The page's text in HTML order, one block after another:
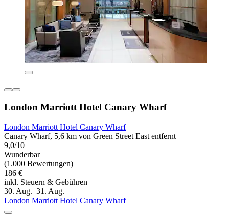
London Marriott Hotel Canary Wharf
London Marriott Hotel Canary Wharf
Canary Wharf, 5,6 km von Green Street East entfernt
9,0/10
Wunderbar
(1.000 Bewertungen)
186 €
inkl. Steuern & Gebühren
30. Aug.–31. Aug.
London Marriott Hotel Canary Wharf